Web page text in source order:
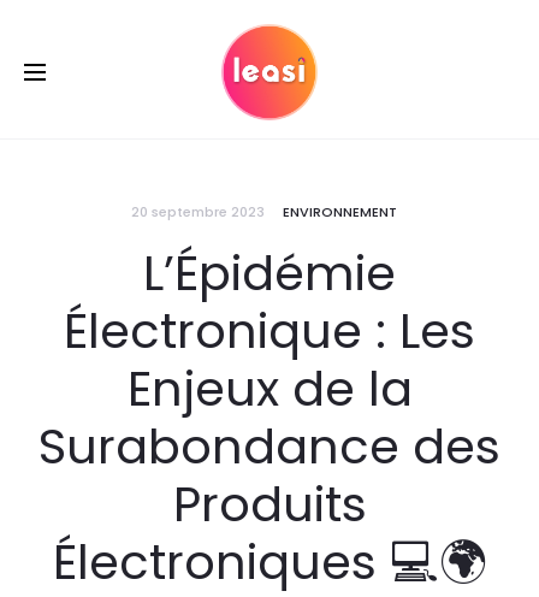
20 septembre 2023 ENVIRONNEMENT
L’Épidémie
Électronique : Les
Enjeux de la
Surabondance des
Produits
Électroniques 💻🌍